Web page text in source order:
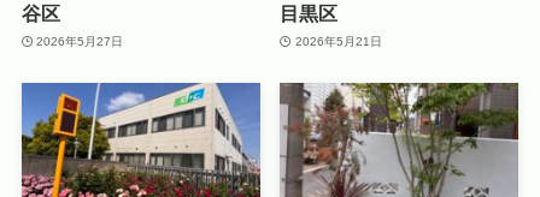
谷区
2026年5月27日
目黒区
2026年5月21日